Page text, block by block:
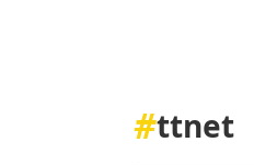
#ttnet